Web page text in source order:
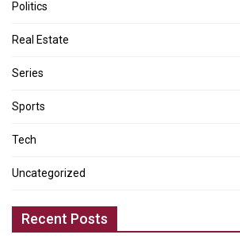
Politics
Real Estate
Series
Sports
Tech
Uncategorized
Recent Posts